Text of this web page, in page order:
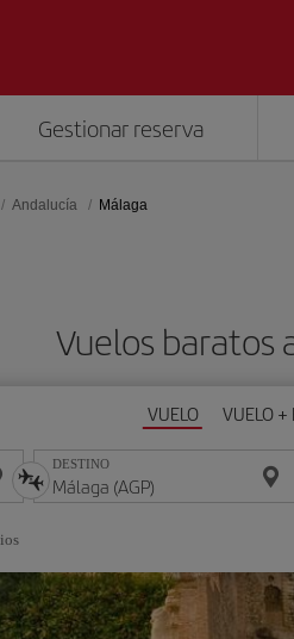
Gestionar reserva
Andalucía Málaga
Vuelos baratos
VUELO VUELO +
DESTINO